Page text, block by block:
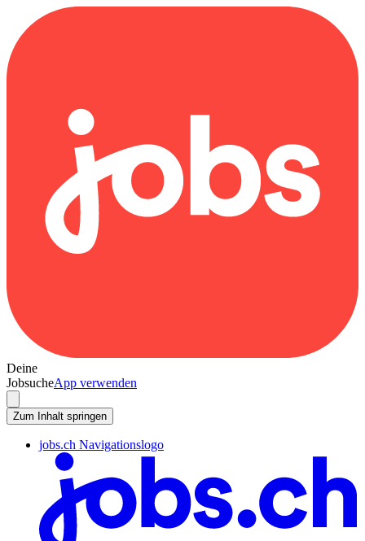
Deine
JobsucheApp verwenden
Zum Inhalt springen
jobs.ch Navigationslogo